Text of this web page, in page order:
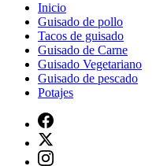
Inicio
Guisado de pollo
Tacos de guisado
Guisado de Carne
Guisado Vegetariano
Guisado de pescado
Potajes